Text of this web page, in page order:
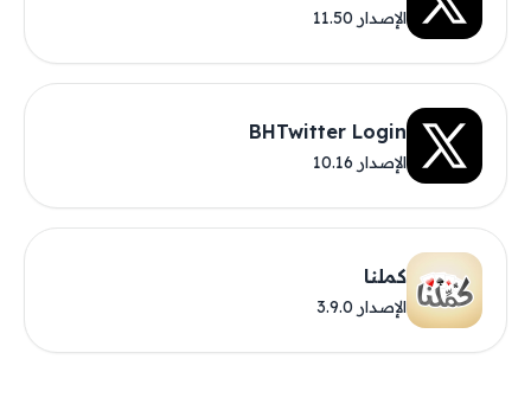
الإصدار 11.50
BHTwitter Login
الإصدار 10.16
كملنا
الإصدار 3.9.0